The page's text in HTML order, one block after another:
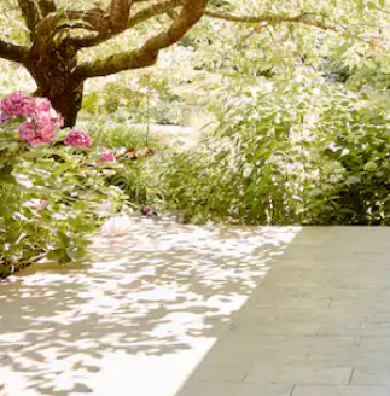
اللمس أو السحب.